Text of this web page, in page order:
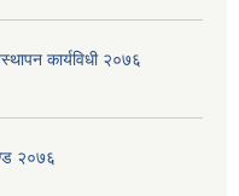
कार्यविधी २०७६
२०७६